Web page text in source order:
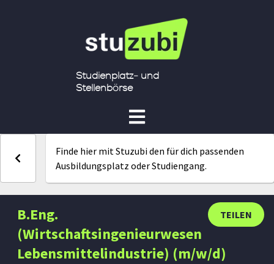
Studienplatz- und
Stellenbörse
Finde hier mit Stuzubi den für dich passenden
Ausbildungsplatz oder Studiengang.
TEILEN
B.Eng.
(Wirtschaftsingenieurwesen
Lebensmittelindustrie) (m/w/d)